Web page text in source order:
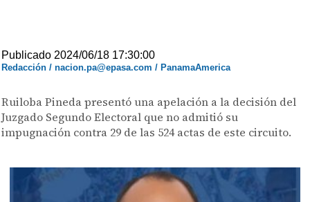
Publicado 2024/06/18 17:30:00
Redacción / nacion.pa@epasa.com / PanamaAmerica
Ruiloba Pineda presentó una apelación a la decisión del
Juzgado Segundo Electoral que no admitió su
impugnación contra 29 de las 524 actas de este circuito.